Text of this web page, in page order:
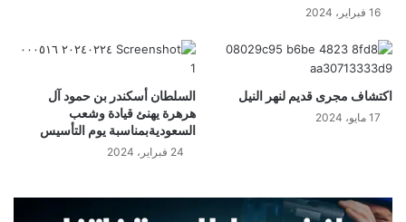
16 فبراير، 2024
اكتشاف مجرى قديم لنهر النيل
17 مايو، 2024
السلطان أسكندر بن حمود آل
هرهرة يهنئ قيادة وشعب
السعوديةبمناسبة يوم التأسيس
24 فبراير، 2024